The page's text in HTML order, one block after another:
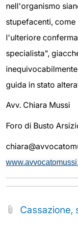
nell'organismo
stupefacenti,
l'ulteriore
specialista",
guida in stato
Avv. Chiara Mussi
Foro di Busto
Cassazione,